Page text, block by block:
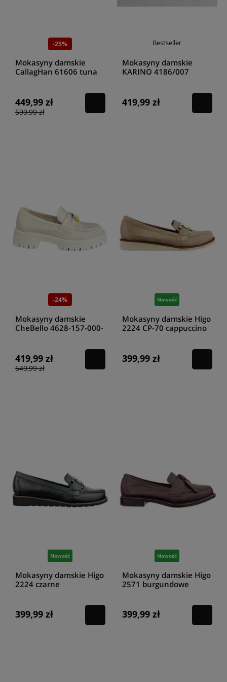
-25%
Mokasyny damskie
CallagHan 61606 tuna
449,99 zł
599,99 zł
Bestseller
Mokasyny damskie
KARINO 4186/007
419,99 zł
-24%
Mokasyny damskie
CheBello 4628-157-000-
419,99 zł
549,99 zł
Nowość
Mokasyny damskie Higo
2224 CP-70 cappuccino
399,99 zł
Nowość
Mokasyny damskie Higo
2224 czarne
399,99 zł
Nowość
Mokasyny damskie Higo
2571 burgundowe
399,99 zł